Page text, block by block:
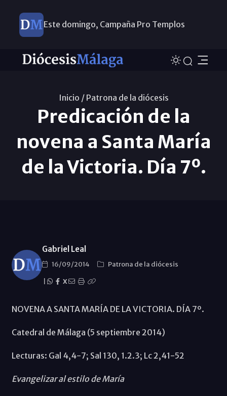
Este domingo, Campaña Pro Templos
Inicio / Patrona de la diócesis
Predicación de la
novena a Santa María
de la Victoria. Día 7º.
Gabriel Leal
16/09/2014
Patrona de la diócesis
X
NOVENA A SANTA MARÍA DE LA VICTORIA. DÍA 7º.
Catedral de Málaga (5 septiembre 2014)
Lecturas: Gal 4,4-7; Sal 130, 1.2.3; Lc 2,41-52
Evangelizar al estilo de María